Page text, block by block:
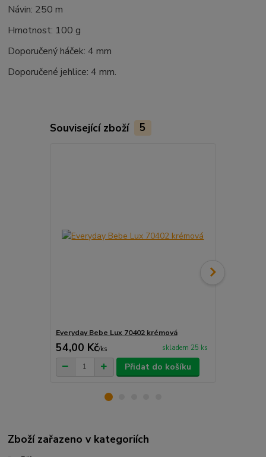
Návin: 250 m
Hmotnost: 100 g
Doporučený háček: 4 mm
Doporučené jehlice: 4 mm.
Související zboží 5
Everyday Bebe Lux 70402 krémová
54,00 Kč/ks skladem 25 ks
Přidat do košíku
Zboží zařazeno v kategoriích